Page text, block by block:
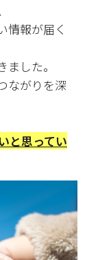
情報が届く
した。
ながりを深
と思ってい